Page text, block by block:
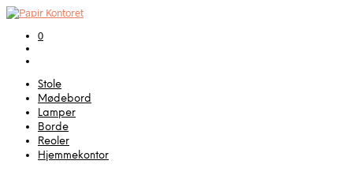
0
Stole
Mødebord
Lamper
Borde
Reoler
Hjemmekontor